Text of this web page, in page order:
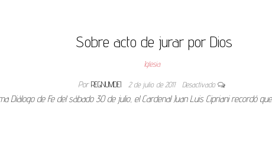
Sobre acto de jurar por Dios
Iglesia
Por REGNUMDEI 2 de julio de 2011 Desactivado
Diálogo de Fe del sábado 30 de julio, el Cardenal Juan Luis Cipriani recordó